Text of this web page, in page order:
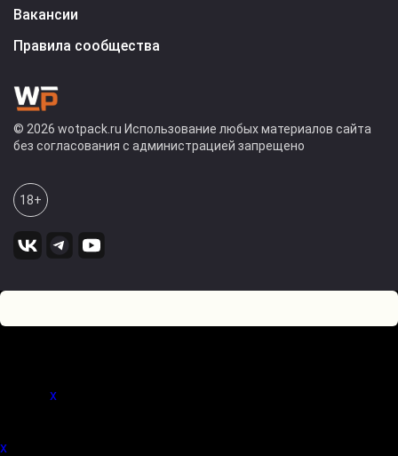
Вакансии
Правила сообщества
© 2026 wotpack.ru Использование любых материалов сайта
без согласования с администрацией запрещено
18+
x
x